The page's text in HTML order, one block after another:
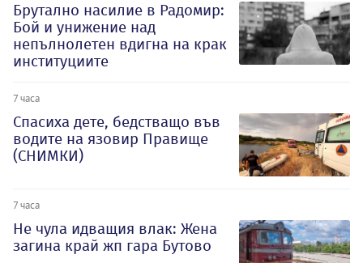
Брутално насилие в Радомир:
Бой и унижение над
непълнолетен вдигна на крак
институциите
7 часа
Спасиха дете, бедстващо във
водите на язовир Правище
(СНИМКИ)
7 часа
Не чула идващия влак: Жена
загина край жп гара Бутово